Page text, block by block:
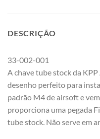
DESCRIÇÃO
33-002-001
A chave tube stock da
desenho perfeito para
padrão M4 de airsoft e
proporciona uma pegada
tube stock. Não serve em